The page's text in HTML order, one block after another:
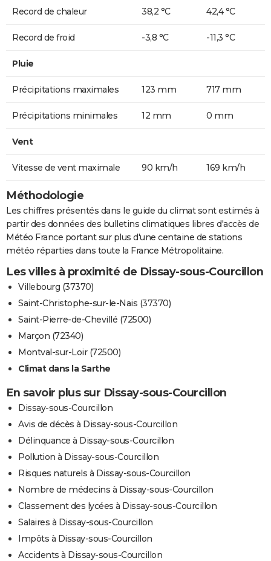
Record de chaleur 38,2 °C 42,4 °C
Record de froid -3,8 °C -11,3 °C
Pluie
Précipitations maximales 123 mm 717 mm
Précipitations minimales 12 mm 0 mm
Vent
Vitesse de vent maximale 90 km/h 169 km/h
Méthodologie
Les chiffres présentés dans le guide du climat sont estimés à
partir des données des bulletins climatiques libres d'accès de
Météo France portant sur plus d'une centaine de stations
météo réparties dans toute la France Métropolitaine.
Les villes à proximité de Dissay-sous-Courcillon
Villebourg (37370)
Saint-Christophe-sur-le-Nais (37370)
Saint-Pierre-de-Chevillé (72500)
Marçon (72340)
Montval-sur-Loir (72500)
Climat dans la Sarthe
En savoir plus sur Dissay-sous-Courcillon
Dissay-sous-Courcillon
Avis de décès à Dissay-sous-Courcillon
Délinquance à Dissay-sous-Courcillon
Pollution à Dissay-sous-Courcillon
Risques naturels à Dissay-sous-Courcillon
Nombre de médecins à Dissay-sous-Courcillon
Classement des lycées à Dissay-sous-Courcillon
Salaires à Dissay-sous-Courcillon
Impôts à Dissay-sous-Courcillon
Accidents à Dissay-sous-Courcillon